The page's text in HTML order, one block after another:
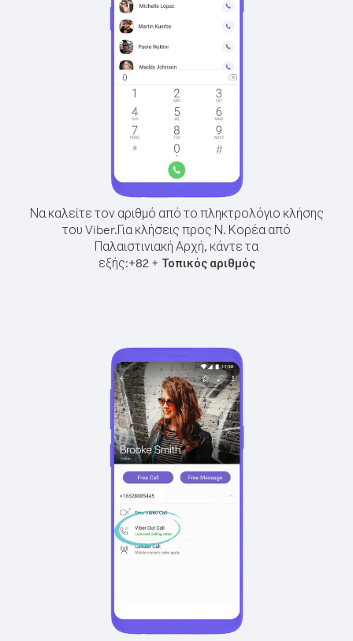
Να καλείτε τον αριθμό από το πληκτρολόγιο κλήσης
του Viber.Για κλήσεις προς Ν. Κορέα από
Παλαιστινιακή Αρχή, κάντε τα
εξής:+82+ Τοπικός αριθμός